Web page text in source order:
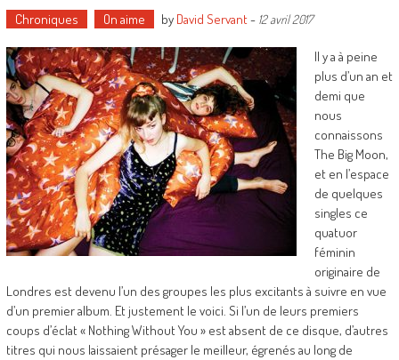
Chroniques On aime by David Servant- 12 avril 2017
Il y a à peine
plus d’un an et
demi que
nous
connaissons
The Big Moon,
et en l’espace
de quelques
singles ce
quatuor
féminin
originaire de
Londres est devenu l’un des groupes les plus excitants à suivre en vue
d’un premier album. Et justement le voici. Si l’un de leurs premiers
coups d’éclat « Nothing Without You » est absent de ce disque, d’autres
titres qui nous laissaient présager le meilleur, égrenés au long de